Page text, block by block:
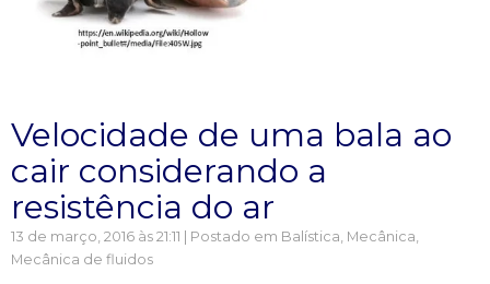
Velocidade de uma bala ao
cair considerando a
resistência do ar
13 de março, 2016 às 21:11 | Postado em Balística, Mecânica,
Mecânica de fluidos